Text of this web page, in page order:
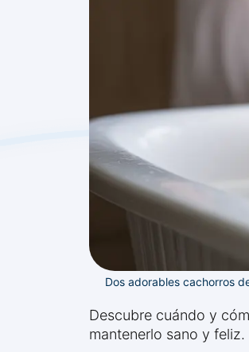
Dos adorables cachorros
Descubre cuándo y
mantenerlo sano y feliz.